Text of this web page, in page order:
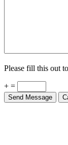
Please fill this out
+ =
Send Message